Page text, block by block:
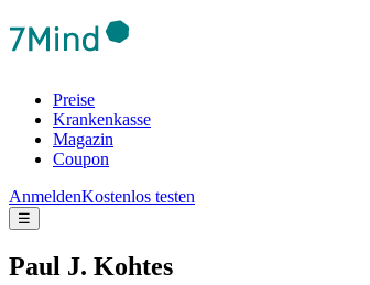
Preise
Krankenkasse
Magazin
Coupon
AnmeldenKostenlos testen
☰
Paul J. Kohtes